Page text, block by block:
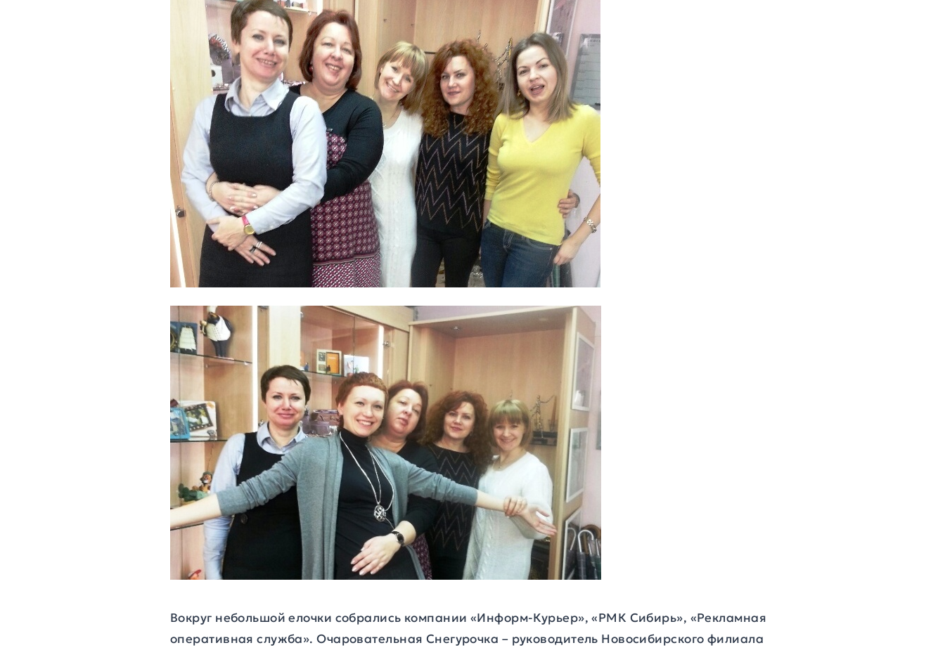
Вокруг небольшой елочки собрались компании «Информ-Курьер», «РМК Сибирь», «Рекламная
оперативная служба». Очаровательная Снегурочка – руководитель Новосибирского филиала